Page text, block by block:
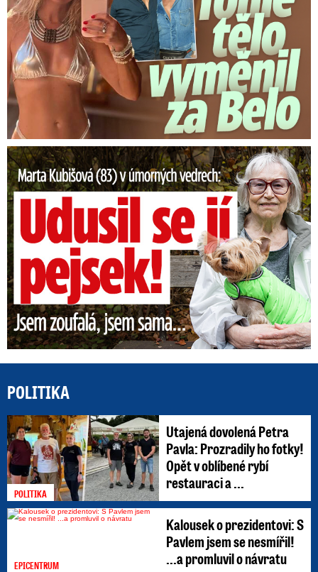
Marta Kubišová (83) v úmorných vedrech: Udusil se jí pejsek!
POLITIKA
POLITIKA
Utajená dovolená Petra
Pavla: Prozradily ho fotky!
Opět v oblíbené rybí
restauraci a ...
EPICENTRUM
Kalousek o prezidentovi: S
Pavlem jsem se nesmířil!
...a promluvil o návratu